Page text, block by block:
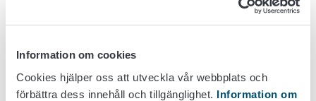
Information om cookies
Cookies hjälper oss att utveckla vår webbplats och
förbättra dess innehåll och tillgänglighet. Information om
livsmedelsaffärer, dvs. affärer som säljer mat
storkök, bagerier och fabriker där livsmedel
framställs.